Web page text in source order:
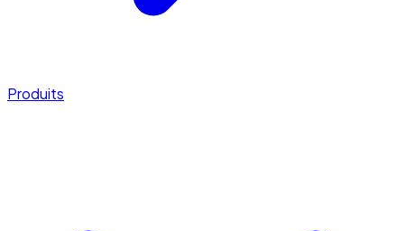
Produits